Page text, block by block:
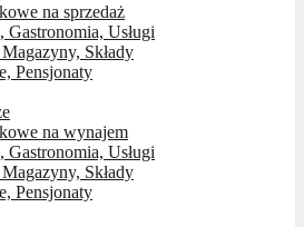
na sprzedaż
Gastronomia, Usługi
Składy
Pensjonaty
na wynajem
Gastronomia, Usługi
Składy
Pensjonaty